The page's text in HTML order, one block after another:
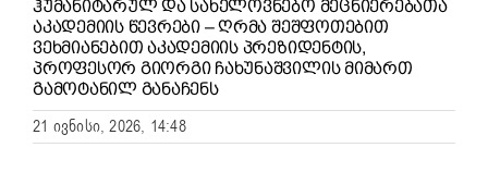
ᲰᲣᲛᲐᲜᲘᲢᲐᲠᲣᲚ ᲓᲐ ᲡᲐᲮᲔᲚᲝᲕᲜᲔᲑᲝ ᲛᲔᲪᲜᲘᲔᲠᲔᲑᲐᲗᲐ
ᲐᲙᲐᲓᲔᲛᲘᲘᲡ ᲬᲔᲕᲠᲔᲑᲘ – ᲦᲠᲛᲐ ᲨᲔᲨᲤᲝᲗᲔᲑᲘᲗ
ᲕᲔᲮᲛᲘᲐᲜᲔᲑᲘᲗ ᲐᲙᲐᲓᲔᲛᲘᲘᲡ ᲞᲠᲔᲖᲘᲓᲔᲜᲢᲘᲡ,
ᲞᲠᲝᲤᲔᲡᲝᲠ ᲒᲘᲝᲠᲒᲘ ᲩᲐᲮᲣᲜᲐᲨᲕᲘᲚᲘᲡ ᲛᲘᲛᲐᲠᲗ
ᲒᲐᲛᲝᲢᲐᲜᲘᲚ ᲒᲐᲜᲐᲩᲔᲜᲡ
21 ივნისი, 2026, 14:48